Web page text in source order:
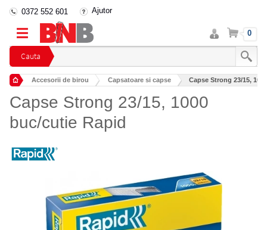
Cauta
0372 552 601 Ajutor
Intra
in
cont
Cos 0
Accesorii de birou Capsatoare si capse Capse Strong 23/15,
Capse Strong 23/15, 1000
buc/cutie Rapid